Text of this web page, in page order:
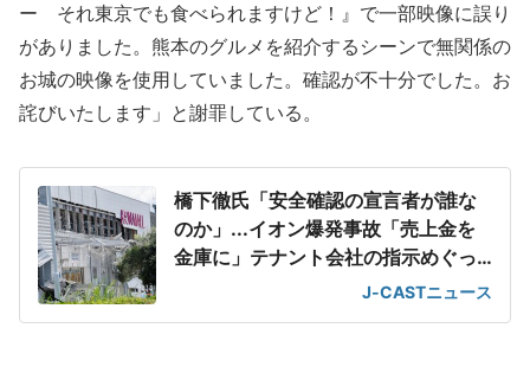
ー それ東京でも食べられますけど！』で一部映像に誤り
がありました。熊本のグルメを紹介するシーンで無関係の
お城の映像を使用していました。確認が不十分でした。お
詫びいたします」と謝罪している。
橋下徹氏「安全確認の宣言者が誰な
のか」...イオン爆発事故「売上金を
金庫に」テナント会社の指示めぐっ
J-CASTニュース